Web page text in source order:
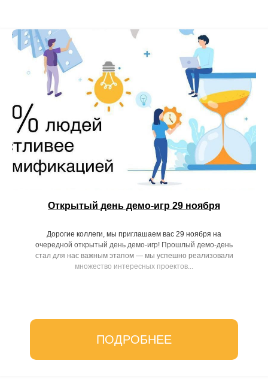
Открытый день демо-игр 29 ноября
Дорогие коллеги, мы приглашаем вас 29 ноября на
очередной открытый день демо-игр! Прошлый демо-день
стал для нас важным этапом — мы успешно реализовали
множество интересных проектов...
ПОДРОБНЕЕ